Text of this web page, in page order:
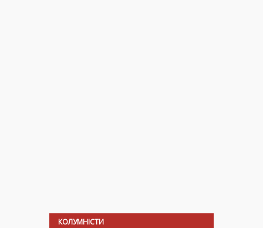
КОЛУМНІСТИ